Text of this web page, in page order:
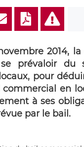
2014,
prévaloir
pour
en
à ses
par le bail.